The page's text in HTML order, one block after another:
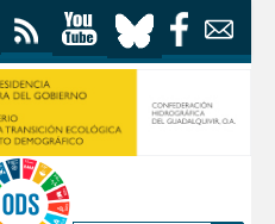
Contactar